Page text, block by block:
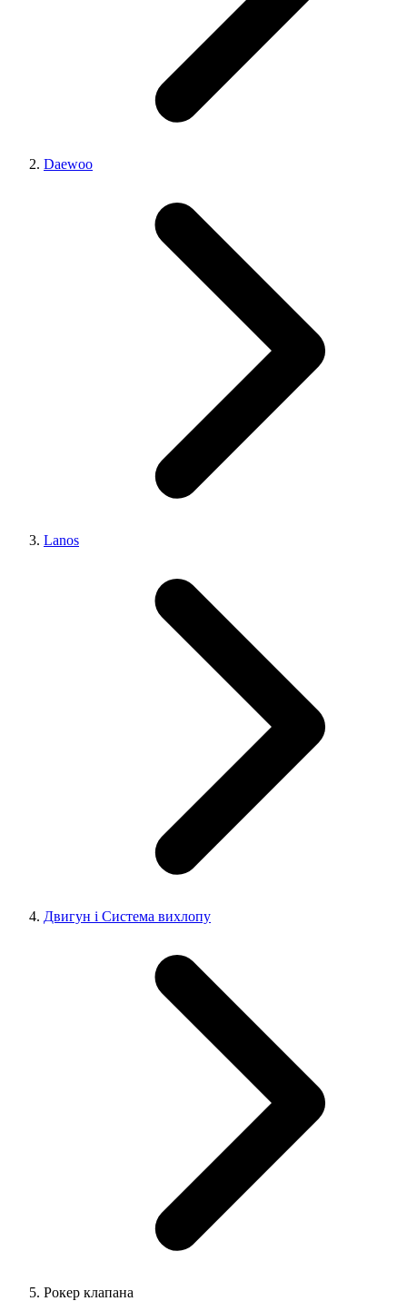
Daewoo
Lanos
Двигун і Система вихлопу
Рокер клапана